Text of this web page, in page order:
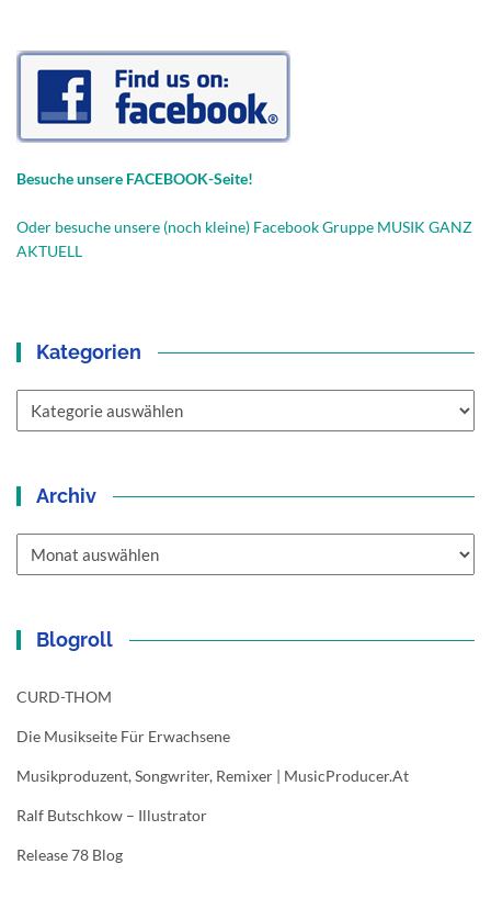
Besuche unsere FACEBOOK-Seite!
Oder besuche unsere (noch kleine) Facebook Gruppe MUSIK GANZ
AKTUELL
Kategorien
Archiv
Blogroll
CURD-THOM
Die Musikseite Für Erwachsene
Musikproduzent, Songwriter, Remixer | MusicProducer.at
Ralf Butschkow – Illustrator
Release 78 Blog